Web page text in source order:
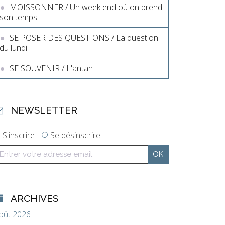
MOISSONNER / Un week end où on prend
son temps
SE POSER DES QUESTIONS / La question
du lundi
SE SOUVENIR / L'antan
NEWSLETTER
S'inscrire Se désinscrire
ARCHIVES
2026